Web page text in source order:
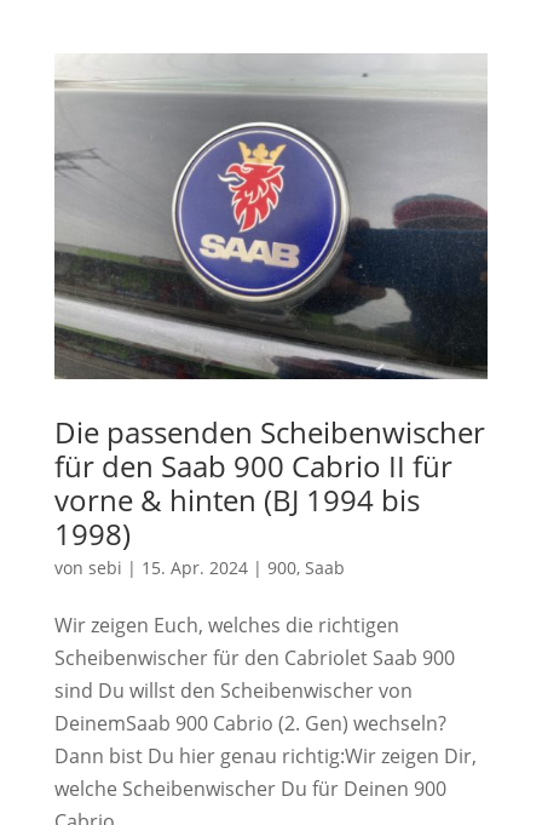
Die passenden Scheibenwischer
für den Saab 900 Cabrio II für
vorne & hinten (BJ 1994 bis
1998)
von sebi | 15. Apr. 2024| 900, Saab
Wir zeigen Euch, welches die richtigen
Scheibenwischer für den Cabriolet Saab 900
sind Du willst den Scheibenwischer von
DeinemSaab 900 Cabrio (2. Gen) wechseln?
Dann bist Du hier genau richtig:Wir zeigen Dir,
welche Scheibenwischer Du für Deinen 900